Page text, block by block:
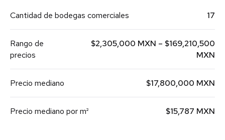
Cantidad de bodegas comerciales 17
Rango de
precios
$2,305,000 MXN – $169,210,500
MXN
Precio mediano $17,800,000 MXN
Precio mediano por m² $15,787 MXN